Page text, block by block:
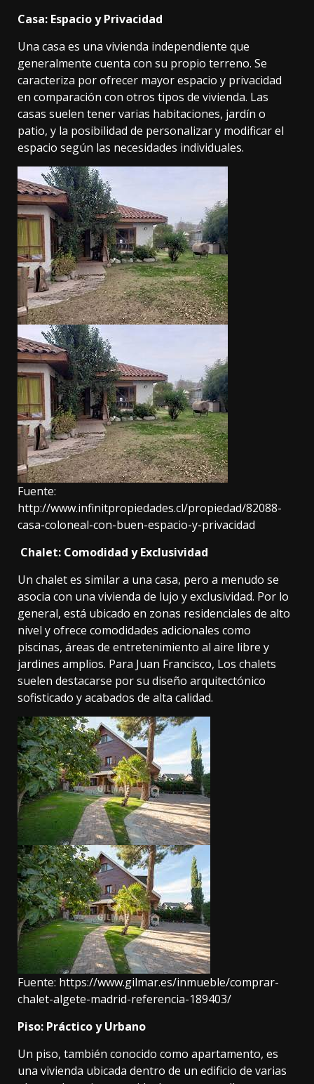
Casa: Espacio y Privacidad
Una casa es una vivienda independiente que
generalmente cuenta con su propio terreno. Se
caracteriza por ofrecer mayor espacio y privacidad
en comparación con otros tipos de vivienda. Las
casas suelen tener varias habitaciones, jardín o
patio, y la posibilidad de personalizar y modificar el
espacio según las necesidades individuales.
Fuente:
http://www.infinitpropiedades.cl/propiedad/82088-
casa-coloneal-con-buen-espacio-y-privacidad
Chalet: Comodidad y Exclusividad
Un chaletes similar a una casa, pero a menudo se
asocia con una vivienda de lujo y exclusividad. Por lo
general, está ubicado en zonas residenciales de alto
nivel y ofrece comodidades adicionales como
piscinas, áreas de entretenimiento al aire libre y
jardines amplios. Para Juan Francisco, Los chalets
suelen destacarse por su diseño arquitectónico
sofisticado y acabados de alta calidad.
Fuente: https://www.gilmar.es/inmueble/comprar-
chalet-algete-madrid-referencia-189403/
Piso: Práctico y Urbano
Un piso, también conocido como apartamento, es
una vivienda ubicada dentro de un edificio de varias